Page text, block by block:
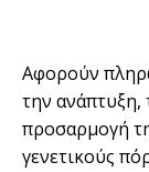
Αφορούν
την ανάπτυξη,
προσαρμογή
γενετικούς